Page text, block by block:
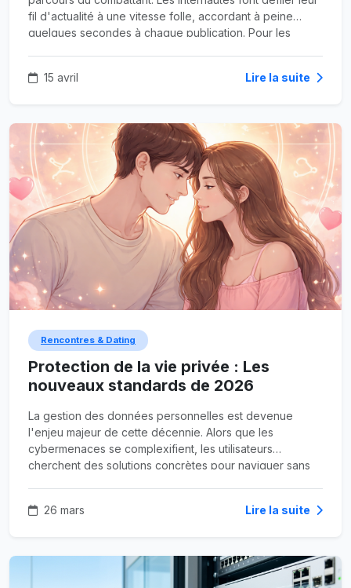
fil d'actualité à une vitesse folle, accordant à peine
quelques secondes à chaque publication. Pour les
problème majeur. Comment transmettre un message
15 avril Lire la suite
Rencontres & Dating
Protection de la vie privée : Les
nouveaux standards de 2026
La gestion des données personnelles est devenue
l'enjeu majeur de cette décennie. Alors que les
cybermenaces se complexifient, les utilisateurs
cherchent des solutions concrètes pour naviguer sans
désormais une réalité portée par des protocoles de
26 mars Lire la suite